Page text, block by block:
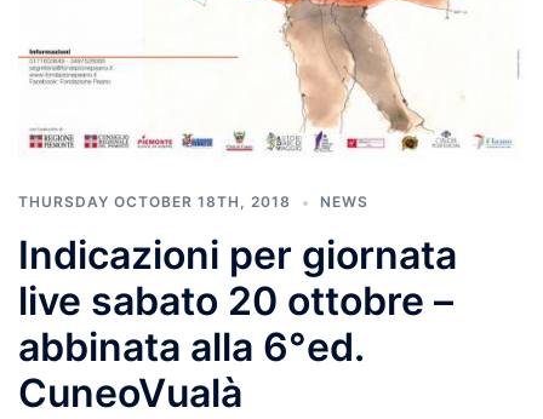
THURSDAY OCTOBER 18TH, 2018 NEWS
Indicazioni per giornata
live sabato 20 ottobre –
abbinata alla 6°ed.
CuneoVualà